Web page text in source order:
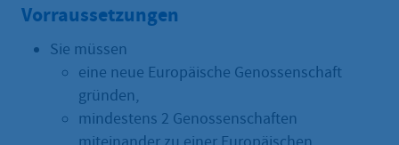
Vorraussetzungen
Sie müssen
eine neue Europäische Genossenschaft
gründen,
mindestens 2 Genossenschaften